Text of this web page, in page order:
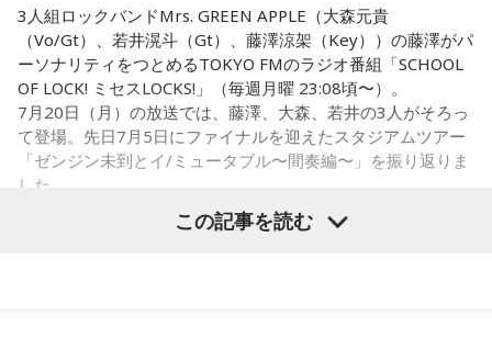
■2026年8月8日に旅行へ行くのは？
寅の日は、「千里行って千里帰る」という言い伝えから、旅
行や出張にも縁起が良い日とされています。
夏休み期間中ということもあり、旅行や帰省を予定している
人にとっては、暦を意識するきっかけになるかもしれませ
ん。
もちろん、安全な旅行のためには、天候や交通情報を確認
ます。
・財布を新調する
・財布を使い始める
・銀行口座を開設する
・旅行や出張へ出発する
・新しい挑戦を始める
一方で、「戻る」という意味合いから、結婚や結納などのお
3人組ロックバンドMrs. GREEN APPLE（大森元貴
（Vo/Gt）、若井滉斗（Gt）、藤澤涼架（Key））の藤澤がパ
ーソナリティをつとめるTOKYO FMのラジオ番組「SCHOOL
OF LOCK! ミセスLOCKS!」（毎週月曜 23:08頃〜）。
7月20日（月）の放送では、藤澤、大森、若井の3人がそろっ
て登場。先日7月5日にファイナルを迎えたスタジアムツアー
「ゼンジン未到とイ/ミュータブル〜間奏編〜」を振り返りま
した。
この記事を読む